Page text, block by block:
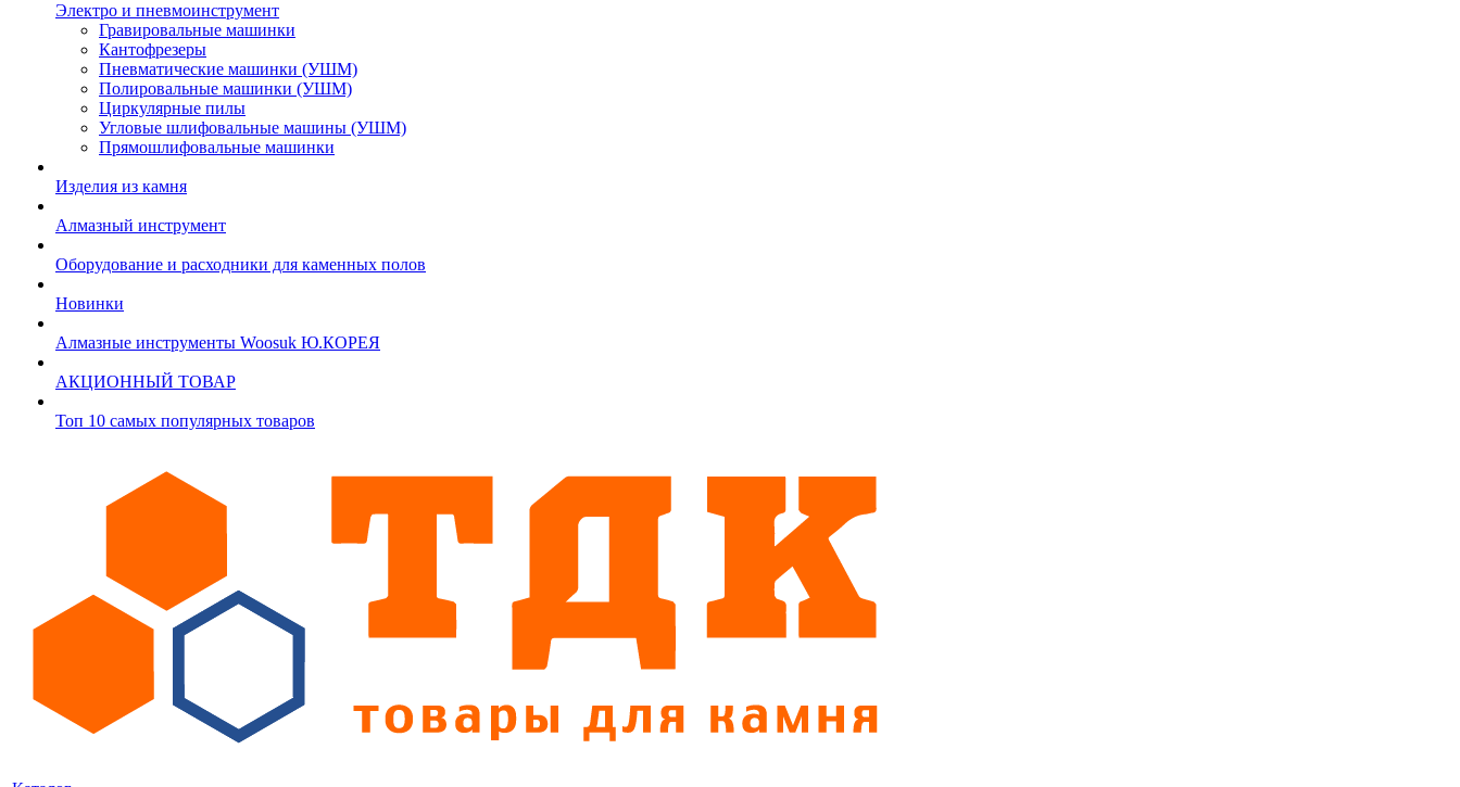
Электро и пневмоинструмент
Гравировальные машинки
Кантофрезеры
Пневматические машинки (УШМ)
Полировальные машинки (УШМ)
Циркулярные пилы
Угловые шлифовальные машины (УШМ)
Прямошлифовальные машинки
Изделия из камня
Алмазный инструмент
Оборудование и расходники для каменных полов
Новинки
Алмазные инструменты Woosuk Ю.КОРЕЯ
АКЦИОННЫЙ ТОВАР
Топ 10 самых популярных товаров